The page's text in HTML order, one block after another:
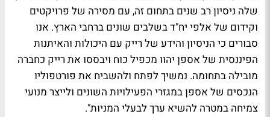
שלה ניסיון רב שנים בתחום זה, עם מסירה של פרויקטים
וקידום של אלפי יח"ד בשלבים שונים ברחבי הארץ. אנו
סבורים כי הניסיון והידע של רייק עם היכולות והאיתנות
הפיננסית של אספן יהוו מכפיל כוח ויבססו את רייק כחברה
מובילה בתחומה. נמשיך לפתח ולהשביח את פורטפוליו
הנכסים של אספן במגזרי הפעילויות השונים ולייצר מנועי
צמיחה במטרה להשיא ערך לבעלי המניות".